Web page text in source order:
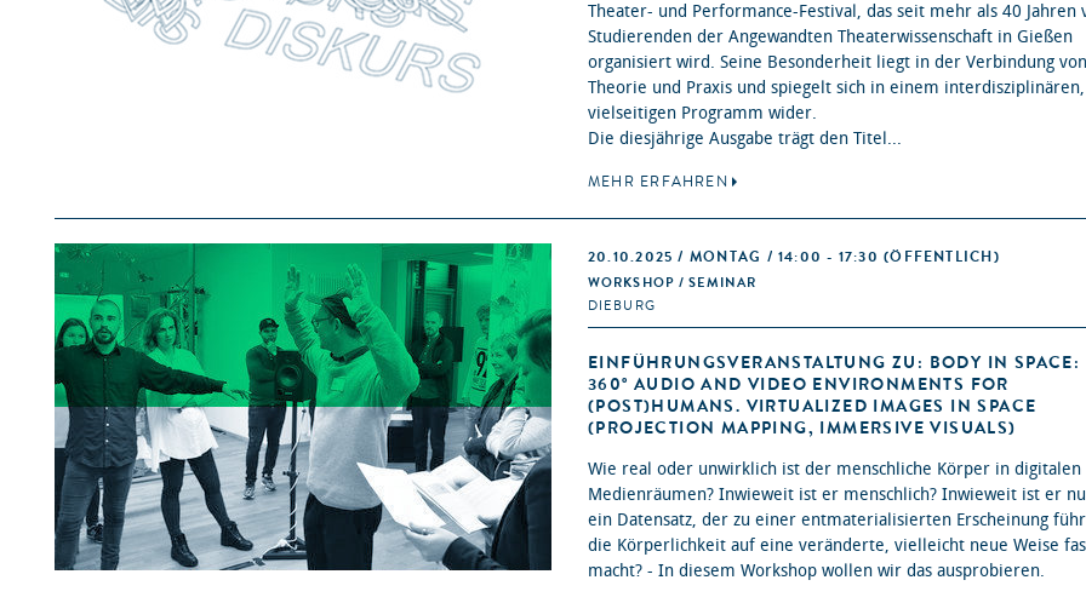
Theater- und Performance-Festival, das seit mehr als 40 Jahren
Studierenden der Angewandten Theaterwissenschaft in Gießen
organisiert wird. Seine Besonderheit liegt in der Verbindung von
Theorie und Praxis und spiegelt sich in einem interdisziplinären,
vielseitigen Programm wider.
Die diesjährige Ausgabe trägt den Titel...
MEHR ERFAHREN
20.10.2025 / MONTAG / 14:00 - 17:30(ÖFFENTLICH)
WORKSHOP / SEMINAR
DIEBURG
EINFÜHRUNGSVERANSTALTUNG ZU: BODY IN SPACE:
360° AUDIO AND VIDEO ENVIRONMENTS FOR
(POST)HUMANS. VIRTUALIZED IMAGES IN SPACE
(PROJECTION MAPPING, IMMERSIVE VISUALS)
Wie real oder unwirklich ist der menschliche Körper in digitalen
Medienräumen? Inwieweit ist er menschlich? Inwieweit ist er
ein Datensatz, der zu einer entmaterialisierten Erscheinung
die Körperlichkeit auf eine veränderte, vielleicht neue Weise
macht? - In diesem Workshop wollen wir das ausprobieren.